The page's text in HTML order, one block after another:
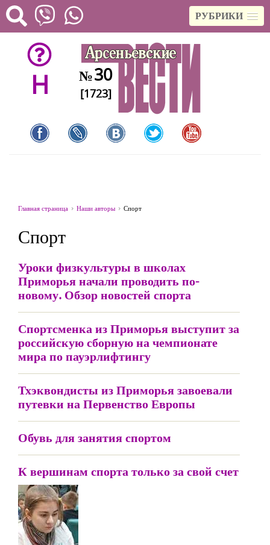
РУБРИКИ
H №30
[1723]
Главная страница Наши авторы Спорт
Спорт
Уроки физкультуры в школах
Приморья начали проводить по-
новому. Обзор новостей спорта
Спортсменка из Приморья выступит за
российскую сборную на чемпионате
мира по пауэрлифтингу
Тхэквондисты из Приморья завоевали
путевки на Первенство Европы
Обувь для занятия спортом
К вершинам спорта только за свой счет